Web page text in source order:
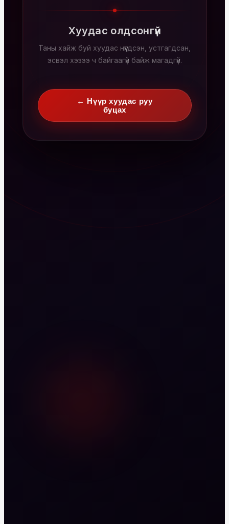
Хуудас олдсонгүй
Таны хайж буй хуудас нүүгдсэн, устгагдсан,
эсвэл хэзээ ч байгаагүй байж магадгүй.
← Нүүр хуудас руу
буцах